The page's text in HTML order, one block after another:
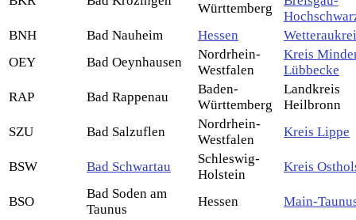
Württemberg
BNH
Bad Nauheim Hessen
OEY
Bad Oeynhausen
Nordrhein-
Westfalen
Kreis
Lübbecke
RAP
Bad Rappenau
Baden-
Württemberg
Landkreis
Heilbronn
SZU
Bad Salzuflen
Nordrhein-
Westfalen
Kreis Lippe
BSW Bad Schwartau
Schleswig-
Holstein
Kreis
BSO
Bad Soden am
Taunus
Hessen
Main-